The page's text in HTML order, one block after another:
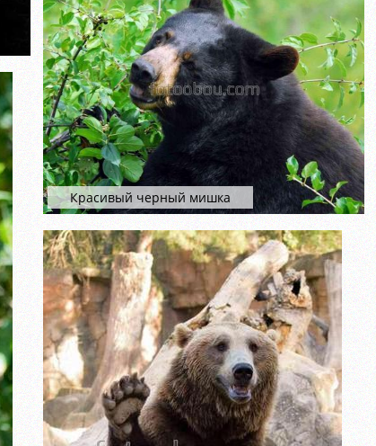
Красивый черный мишка